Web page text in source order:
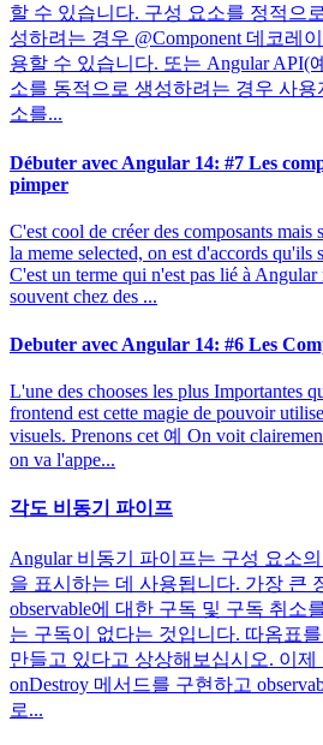
할 수 있습니다. 구성 요소를 정적으
성하려는 경우 @Component 데코레
용할 수 있습니다. 또는 Angular API(
소를 동적으로 생성하려는 경우 사
소를...
Débuter avec Angular 14: #7 Les
pimper
C'est cool de créer des composants
la meme selected, on est d'accords qu'ils
C'est un terme qui n'est pas lié à
souvent chez des ...
Debuter avec Angular 14: #6 Les
L'une des chooses les plus Importantes
frontend est cette magie de pouvoir
visuels. Prenons cet 예 On voit
on va l'appe...
각도 비동기 파이프
Angular 비동기 파이프는 구성 요소
을 표시하는 데 사용됩니다. 가장 큰
observable에 대한 구독 및 구독 취소
는 구독이 없다는 것입니다. 따옴표
만들고 있다고 상상해보십시오. 이
onDestroy 메서드를 구현하고
로...